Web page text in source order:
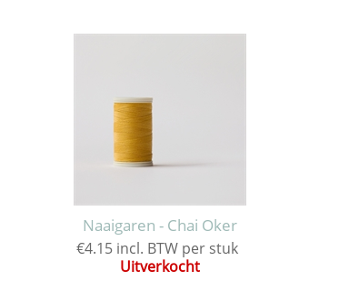
Naaigaren - Chai Oker
€4.15 incl. BTW per stuk
Uitverkocht